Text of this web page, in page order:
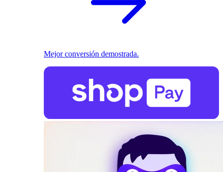
Mejor conversión demostrada.